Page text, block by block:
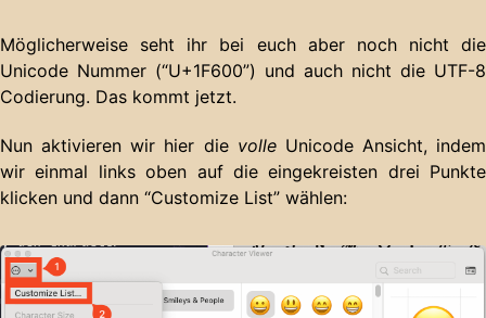
Möglicherweise seht ihr bei euch aber noch nicht die
Unicode Nummer (“U+1F600”) und auch nicht die UTF-8
Codierung. Das kommt jetzt.
Nun aktivieren wir hier die volleUnicode Ansicht, indem
wir einmal links oben auf die eingekreisten drei Punkte
klicken und dann “Customize List” wählen: